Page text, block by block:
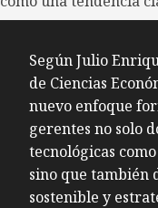
Según Julio
de Ciencias
nuevo enfoque
gerentes no solo
tecnológicas
sino que también
sostenible y